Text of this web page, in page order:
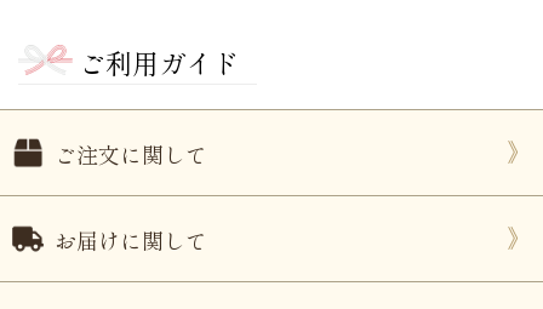
い
退職・異動の挨拶におすすめのお菓子ギ
もらっ
ご利用ガイド
ご注文に関して
お届けに関して